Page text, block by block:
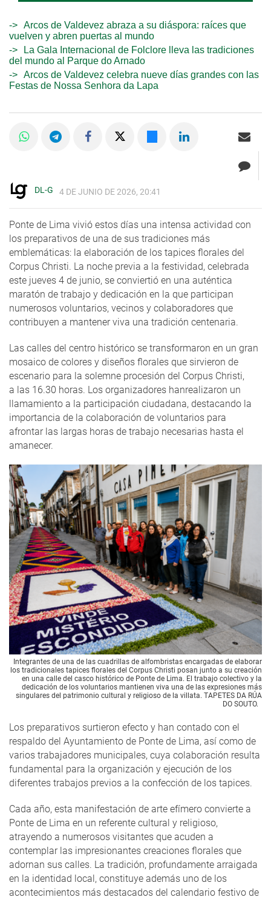
Arcos de Valdevez abraza a su diáspora: raíces que
vuelven y abren puertas al mundo
La Gala Internacional de Folclore lleva las tradiciones
del mundo al Parque do Arnado
Arcos de Valdevez celebra nueve días grandes con las
Festas de Nossa Senhora da Lapa
DL-G 4 DE JUNIO DE 2026, 20:41
Ponte de Lima vivió estos días una intensa actividad con
los preparativos de una de sus tradiciones más
emblemáticas: la elaboración de los tapices florales del
Corpus Christi. La noche previa a la festividad, celebrada
este jueves 4 de junio, se conviertió en una auténtica
maratón de trabajo y dedicación en la que participan
numerosos voluntarios, vecinos y colaboradores que
contribuyen a mantener viva una tradición centenaria.
Las calles del centro histórico se transformaron en un gran
mosaico de colores y diseños florales que sirvieron de
escenario para la solemne procesión del Corpus Christi,
a las 16.30 horas. Los organizadores hanrealizaron un
llamamiento a la participación ciudadana, destacando la
importancia de la colaboración de voluntarios para
afrontar las largas horas de trabajo necesarias hasta el
amanecer.
Integrantes de una de las cuadrillas de alfombristas encargadas de elaborar
los tradicionales tapices florales del Corpus Christi posan junto a su creación
en una calle del casco histórico de Ponte de Lima. El trabajo colectivo y la
dedicación de los voluntarios mantienen viva una de las expresiones más
singulares del patrimonio cultural y religioso de la villata. TAPETES DA RÚA
DO SOUTO.
Los preparativos surtieron efecto y han contado con el
respaldo del Ayuntamiento de Ponte de Lima, así como de
varios trabajadores municipales, cuya colaboración resulta
fundamental para la organización y ejecución de los
diferentes trabajos previos a la confección de los tapices.
Cada año, esta manifestación de arte efímero convierte a
Ponte de Lima en un referente cultural y religioso,
atrayendo a numerosos visitantes que acuden a
contemplar las impresionantes creaciones florales que
adornan sus calles. La tradición, profundamente arraigada
en la identidad local, constituye además uno de los
acontecimientos más destacados del calendario festivo de